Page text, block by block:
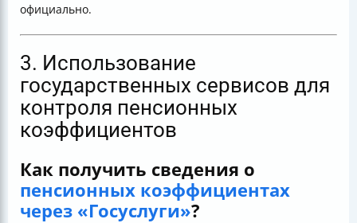
официально.
3. Использование
государственных сервисов для
контроля пенсионных
коэффициентов
Как получить сведения о
пенсионных коэффициентах
через «Госуслуги»?